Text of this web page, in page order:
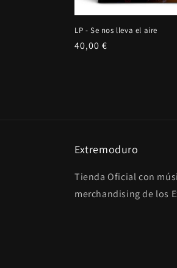
LP - Se nos lleva el aire
Precio
40,00 €
Extremoduro
Tienda Oficial con
merchandising de los